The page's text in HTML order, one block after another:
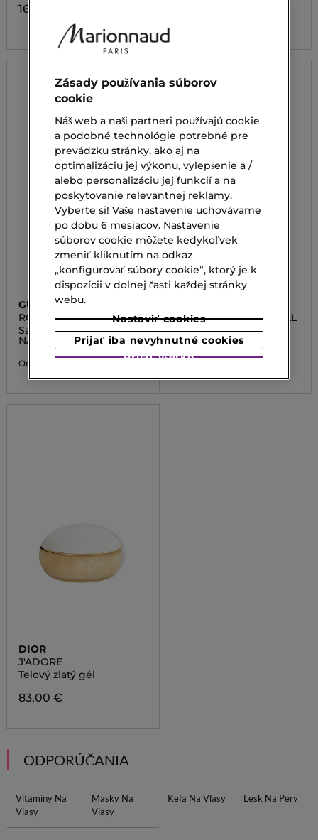
160,00 €
GUERLAIN
ROUGE G SATIN REFILL
Saténový ošetrujúci rúž -
NÁPLŇ
Od
ROUGE G VELVET REFILL
Zamatovo matný
vyživujúci rúž - NÁPLŇ
DIOR
J'ADORE
Telový zlatý gél
83,00 €
ODPORÚČANIA
Vitamíny Na
Vlasy
Masky Na
Vlasy
Kefa Na Vlasy Lesk Na Pery
Zásady používania súborov
cookie
Náš web a naši partneri používajú cookie
a podobné technológie potrebné pre
prevádzku stránky, ako aj na
optimalizáciu jej výkonu, vylepšenie a /
alebo personalizáciu jej funkcií a na
poskytovanie relevantnej reklamy.
Vyberte si! Vaše nastavenie uchovávame
po dobu 6 mesiacov. Nastavenie
súborov cookie môžete kedykoľvek
zmeniť kliknutím na odkaz
„konfigurovať súbory cookie“, ktorý je k
dispozícii v dolnej časti každej stránky
webu.
Nastaviť cookies
Prijať iba nevyhnutné cookies
Prijať všetko